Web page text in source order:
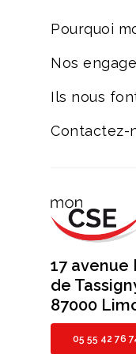
Pourquoi
Nos
Ils nous
Contactez-
17
de
87000
05 55 42 76